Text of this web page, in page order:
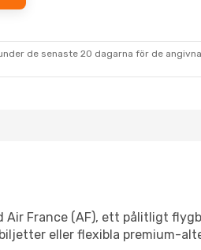
de senaste 20 dagarna för de
Air France (AF), ett pålitligt
eller flexibla premium-